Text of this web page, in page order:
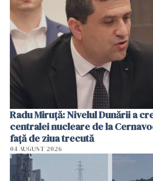
Radu Miruţă: Nivelul Dunării a
centralei nucleare de la
faţă de ziua trecută
04 AUGUST 2026